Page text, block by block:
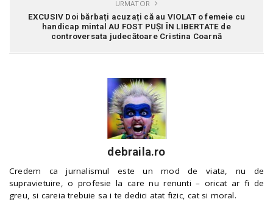
URMATOR
EXCUSIV Doi bărbați acuzați că au VIOLAT o femeie cu
handicap mintal AU FOST PUȘI ÎN LIBERTATE de
controversata judecătoare Cristina Coarnă
debraila.ro
Credem ca jurnalismul este un mod de viata, nu de
supravietuire, o profesie la care nu renunti – oricat ar fi de
greu, si careia trebuie sa i te dedici atat fizic, cat si moral.